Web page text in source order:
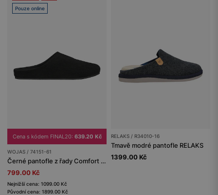
Pouze online
Cena s kódem FINAL20: 639.20 Kč
WOJAS / 74151-61
Černé pantofle z řady Comfort z velurové štípané useně
799.00 Kč
Nejnižší cena: 1099.00 Kč
Původní cena: 1899.00 Kč
RELAKS / R34010-16
Tmavě modré pantofle RELAKS
1399.00 Kč